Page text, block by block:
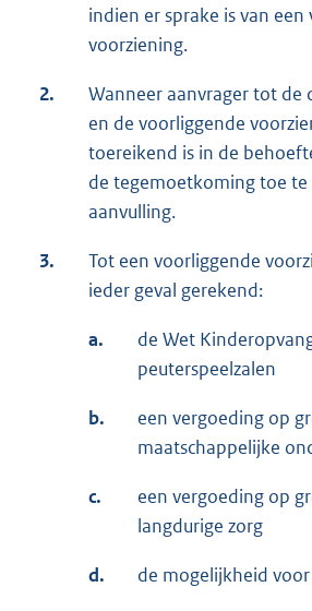
indien er sprake is van
voorziening.
2.
Wanneer aanvrager tot
en de voorliggende
toereikend is in de
de tegemoetkoming toe te
aanvulling.
3.
Tot een voorliggende
ieder geval gerekend:
a.
de Wet
peuterspeelzalen
b.
een vergoeding op
maatschappelijke
c.
een vergoeding op
langdurige zorg
d. de mogelijkheid